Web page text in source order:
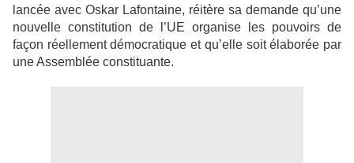
lancée avec Oskar Lafontaine, réitère sa demande qu’une
nouvelle constitution de l’UE organise les pouvoirs de
façon réellement démocratique et qu’elle soit élaborée par
une Assemblée constituante.